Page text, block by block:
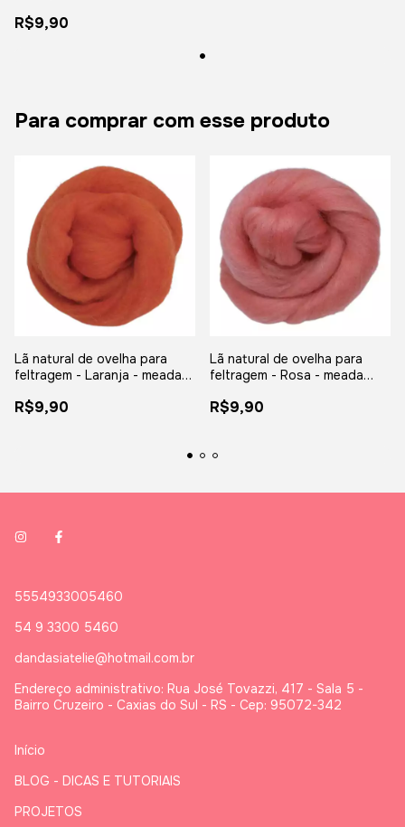
R$9,90
Para comprar com esse produto
Lã natural de ovelha para
feltragem - Laranja - meada
R$9,90
Lã natural de ovelha para
feltragem - Rosa - meada
R$9,90
5554933005460
54 9 3300 5460
dandasiatelie@hotmail.com.br
Endereço administrativo: Rua José Tovazzi, 417 - Sala 5 -
Bairro Cruzeiro - Caxias do Sul - RS - Cep: 95072-342
Início
BLOG - DICAS E TUTORIAIS
PROJETOS